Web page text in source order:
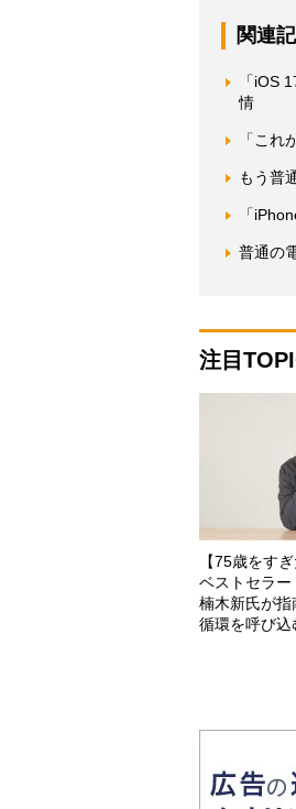
関連
「iOS
情
「こ
もう普
「
普通の
注目
【75歳をす
ベストセラー
楠木新氏が
循環を呼び込